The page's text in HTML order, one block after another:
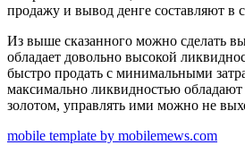
продажу и вывод денге составляют в
Из выше сказанного можно сделать
обладает довольно высокой
быстро продать с минимальными
максимально ликвидностью
золотом, управлять ими можно не
mobile template by mobilemews.com